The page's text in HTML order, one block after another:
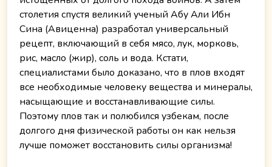
столетия спустя великий ученый Абу Али Ибн
Сина (Авиценна) разработал универсальный
рецепт, включающий в себя мясо, лук, морковь,
рис, масло (жир), соль и вода. Кстати,
специалистами было доказано, что в плов входят
все необходимые человеку вещества и минералы,
насыщающие и восстанавливающие силы.
Поэтому плов так и полюбился узбекам, после
долгого дня физической работы он как нельзя
лучше поможет восстановить силы организма!